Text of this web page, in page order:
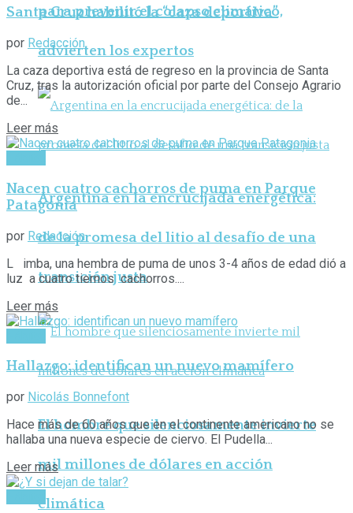
para prevenir el colapso climático,
advierten los expertos
Argentina en la encrucijada energética:
de la promesa del litio al desafío de una
transición justa
El hombre que silenciosamente invierte
mil millones de dólares en acción
climática
Santa Cruz habilitó la “caza deportiva”
por Redacción
La caza deportiva está de regreso en la provincia de Santa
Cruz, tras la autorización oficial por parte del Consejo Agrario
de...
Leer más
Nacen cuatro cachorros de puma en Parque
Patagonia
por Redacción
L imba, una hembra de puma de unos 3-4 años de edad dió a
luz a cuatro tiernos cachorros....
Leer más
Hallazgo: identifican un nuevo mamífero
por Nicolás Bonnefont
Hace más de 60 años que en el continente americano no se
hallaba una nueva especie de ciervo. El Pudella...
Leer más